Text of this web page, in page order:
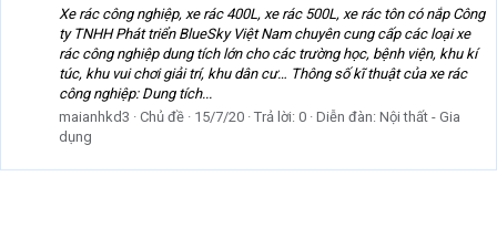
Xe rác công nghiệp, xe rác 400L, xe rác 500L, xe rác tôn có nắp Công
ty TNHH Phát triển BlueSky Việt Nam chuyên cung cấp các loại xe
rác công nghiệp dung tích lớn cho các trường học, bệnh viện, khu kí
túc, khu vui chơi giải trí, khu dân cư… Thông số kĩ thuật của xe rác
công nghiệp: Dung tích...
maianhkd3
Chủ đề 15/7/20 Trả lời: 0 Diễn đàn: Nội thất - Gia
dụng